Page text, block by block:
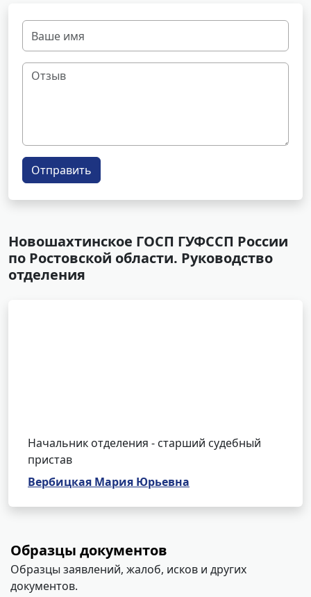
Отправить
Новошахтинское ГОСП ГУФССП России
по Ростовской области. Руководство
отделения
Начальник отделения - старший судебный
пристав
Вербицкая Мария Юрьевна
Образцы документов
Образцы заявлений, жалоб, исков и других
документов.